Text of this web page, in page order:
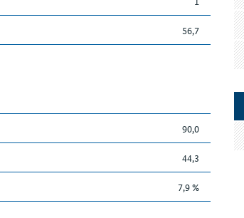
56,7
90,0
44,3
7,9 %